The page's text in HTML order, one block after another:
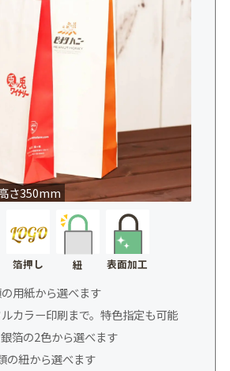
さ350mm
箔押し 紐 表面加工
の用紙から選べます
ルカラー印刷まで。特色指定も可能
箔の2色から選べます
の紐から選べます